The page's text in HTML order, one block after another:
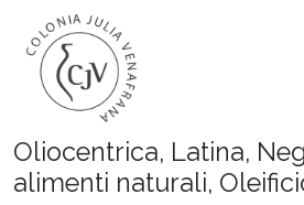
Oliocentrica, Latina,
alimenti naturali,